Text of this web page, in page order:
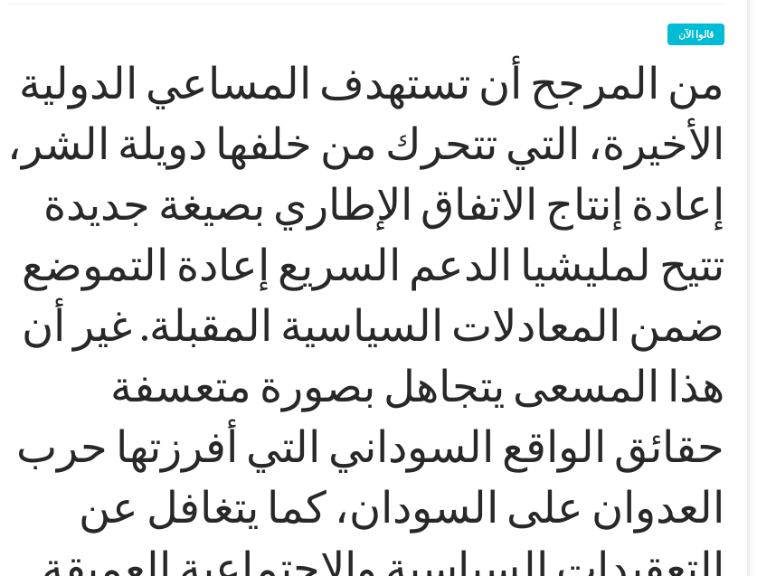
قالوا الآن
من المرجح أن تستهدف المساعي الدولية
الأخيرة، التي تتحرك من خلفها دويلة الشر،
إعادة إنتاج الاتفاق الإطاري بصيغة جديدة
تتيح لمليشيا الدعم السريع إعادة التموضع
ضمن المعادلات السياسية المقبلة. غير أن
هذا المسعى يتجاهل بصورة متعسفة
حقائق الواقع السوداني التي أفرزتها حرب
العدوان على السودان، كما يتغافل عن